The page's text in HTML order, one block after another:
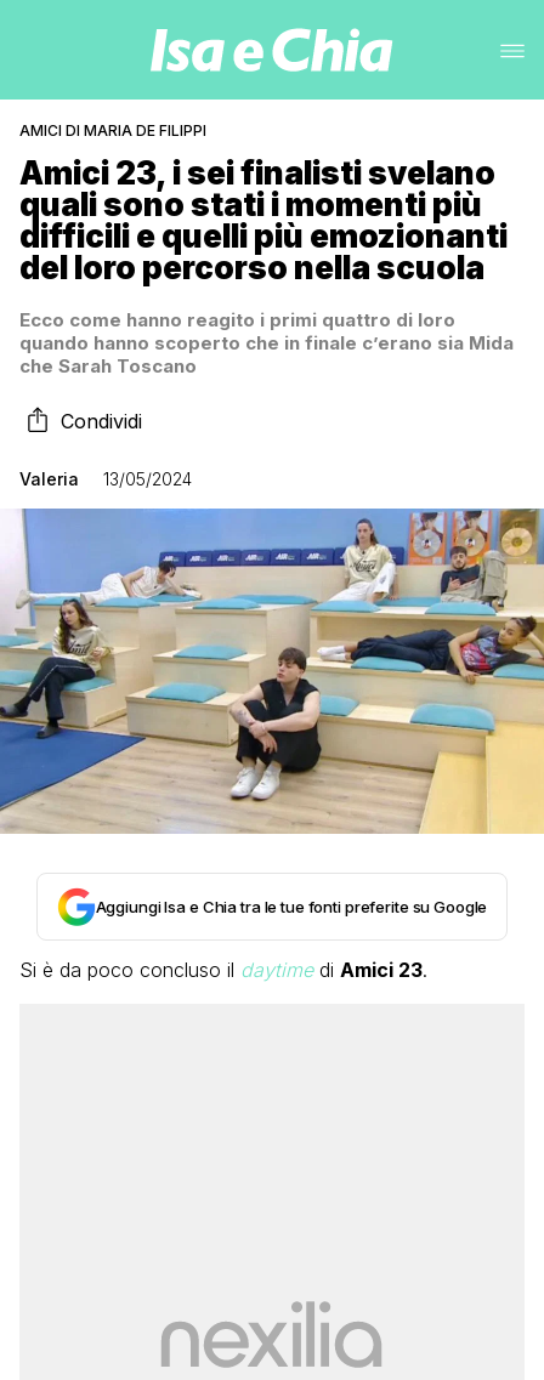
AMICI DI MARIA DE FILIPPI
Amici 23, i sei finalisti svelano
quali sono stati i momenti più
difficili e quelli più emozionanti
del loro percorso nella scuola
Ecco come hanno reagito i primi quattro di loro
quando hanno scoperto che in finale c’erano sia Mida
che Sarah Toscano
Condividi
Valeria 13/05/2024
Aggiungi Isa e Chia tra le tue fonti preferite su Google
Si è da poco concluso il daytimedi Amici 23.